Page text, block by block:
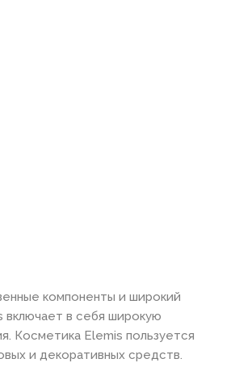
компоненты и широкий
в себя широкую
Косметика Elemis пользуется
и декоративных средств.